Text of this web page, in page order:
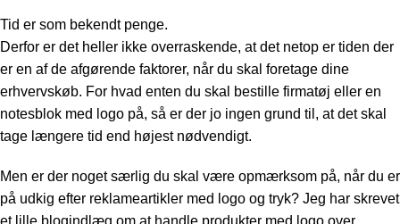
Tid er som bekendt penge.
Derfor er det heller ikke overraskende, at det netop er tiden der
er en af de afgørende faktorer, når du skal foretage dine
erhvervskøb. For hvad enten du skal bestille firmatøj eller en
notesblok med logo på, så er der jo ingen grund til, at det skal
tage længere tid end højest nødvendigt.
Men er der noget særlig du skal være opmærksom på, når du er
på udkig efter reklameartikler med logo og tryk? Jeg har skrevet
et lille blogindlæg om at handle produkter med logo over